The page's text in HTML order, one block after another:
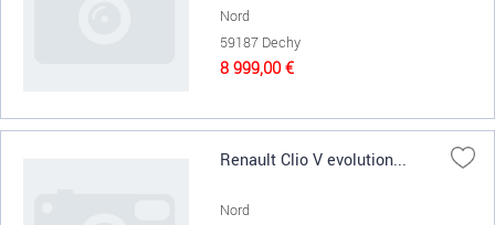
Nord
59187 Dechy
8 999,00 €
Renault Clio V evolution...
Nord